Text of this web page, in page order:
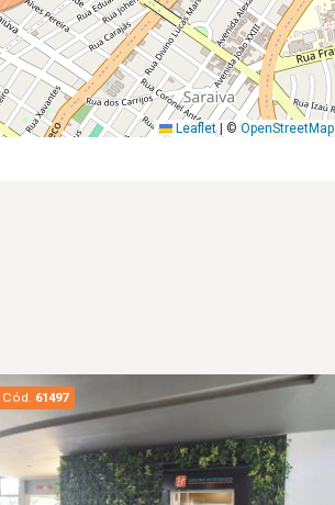
Leaflet | © OpenStreetMap
Cód. 61497